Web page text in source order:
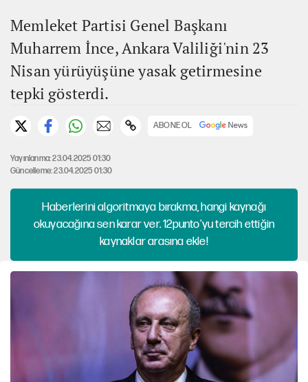
Memleket Partisi Genel Başkanı
Muharrem İnce, Ankara Valiliği'nin 23
Nisan yürüyüşüne yasak getirmesine
tepki gösterdi.
ABONE OL
Yayınlanma: 23.04.2025 01:30
Güncelleme: 23.04.2025 01:30
Haberlerini algoritmaya bırakma, hangi kaynağı
okuyacağına sen karar ver. 12punto'yu tercih ettiğin
kaynaklar arasına ekle!